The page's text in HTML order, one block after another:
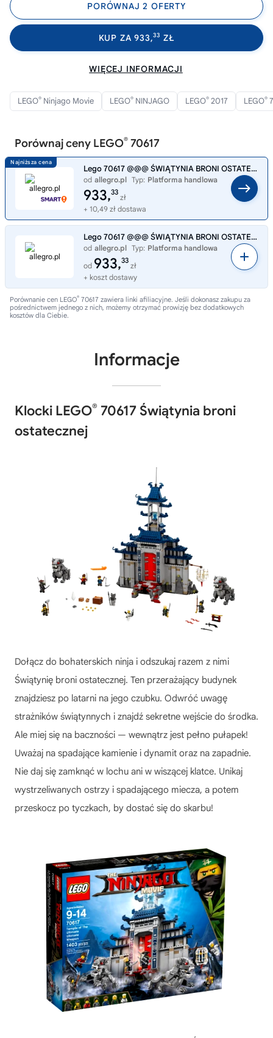
PORÓWNAJ 2 OFERTY
KUP ZA 933,33 ZŁ
WIĘCEJ INFORMACJI
LEGO® Ninjago Movie LEGO® NINJAGO LEGO® 2017 LEGO®
Porównaj ceny LEGO® 70617
Lego 70617 @@@ ŚWIĄTYNIA BRONI OSTATECZNEJ @@@ Ninjago
od allegro.pl Typ: Platforma handlowa
933,33
zł
+ 10,49 zł dostawa
Lego 70617 @@@ ŚWIĄTYNIA BRONI OSTATECZNEJ @@@ Ninjago
od allegro.pl Typ: Platforma handlowa
od 933,33
zł
+ koszt dostawy
Porównanie cen LEGO® 70617 zawiera linki afiliacyjne. Jeśli dokonasz zakupu za
pośrednictwem jednego z nich, możemy otrzymać prowizję bez dodatkowych
kosztów dla Ciebie.
Informacje
Klocki LEGO® 70617 Świątynia broni
ostatecznej
Dołącz do bohaterskich ninja i odszukaj razem z nimi
Świątynię broni ostatecznej. Ten przerażający budynek
znajdziesz po latarni na jego czubku. Odwróć uwagę
strażników świątynnych i znajdź sekretne wejście do środka.
Ale miej się na baczności — wewnątrz jest pełno pułapek!
Uważaj na spadające kamienie i dynamit oraz na zapadnie.
Nie daj się zamknąć w lochu ani w wiszącej klatce. Unikaj
wystrzeliwanych ostrzy i spadającego miecza, a potem
przeskocz po tyczkach, by dostać się do skarbu!